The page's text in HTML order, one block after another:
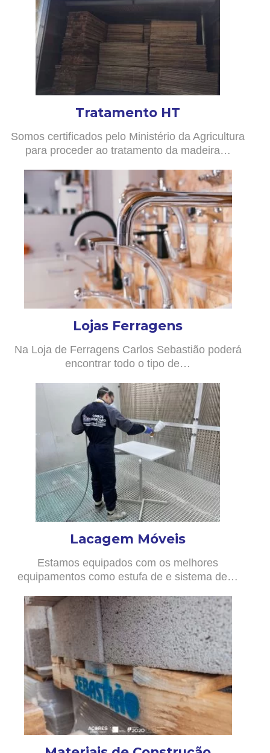
Tratamento HT
Somos certificados pelo Ministério da Agricultura
para proceder ao tratamento da madeira…
Lojas Ferragens
Na Loja de Ferragens Carlos Sebastião poderá
encontrar todo o tipo de…
Lacagem Móveis
Estamos equipados com os melhores
equipamentos como estufa de e sistema de…